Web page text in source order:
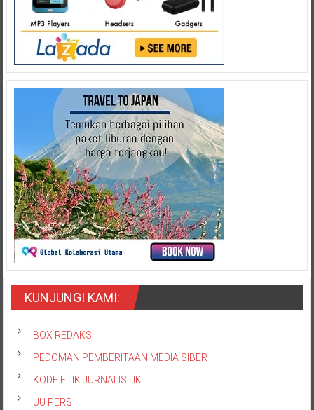
KUNJUNGI KAMI:
BOX REDAKSI
PEDOMAN PEMBERITAAN MEDIA SIBER
KODE ETIK JURNALISTIK
UU PERS